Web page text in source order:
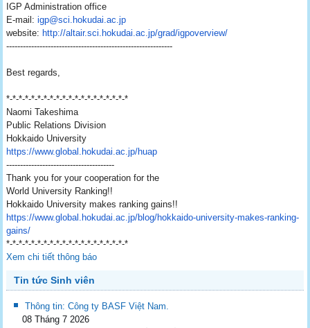
IGP Administration office
E-mail:igp@sci.hokudai.ac.jp
website: http://altair.sci.hokudai.ac.jp/grad/igpoverview/
------------------------------------------------------------
Best regards,
*-*-*-*-*-*-*-*-*-*-*-*-*-*-*-*-*-*-*-*
Naomi Takeshima
Public Relations Division
Hokkaido University
https://www.global.hokudai.ac.jp/huap
---------------------------------------
Thank you for your cooperation for the
World University Ranking!!
Hokkaido University makes ranking gains!!
https://www.global.hokudai.ac.jp/blog/hokkaido-university-makes-ranking-
gains/
*-*-*-*-*-*-*-*-*-*-*-*-*-*-*-*-*-*-*-*
Xem chi tiết thông báo
Tin tức Sinh viên
Thông tin: Công ty BASF Việt Nam.
08 Tháng 7 2026